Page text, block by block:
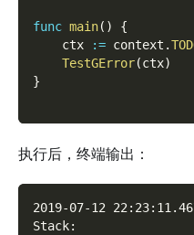
func main( )
{
    ctx
:= context .
TestGError(ctx)
}
执行后，终端输出：
2019-07-12
Stack: